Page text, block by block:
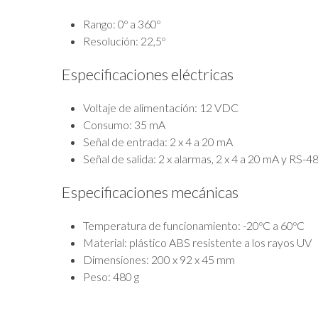
Rango: 0º a 360º
Resolución: 22,5º
Especificaciones eléctricas
Voltaje de alimentación: 12 VDC
Consumo: 35 mA
Señal de entrada: 2 x 4 a 20 mA
Señal de salida: 2 x alarmas, 2 x 4 a 20 mA y RS-
Especificaciones mecánicas
Temperatura de funcionamiento: -20ºC a 60ºC
Material: plástico ABS resistente a los rayos UV
Dimensiones: 200 x 92 x 45 mm
Peso: 480 g